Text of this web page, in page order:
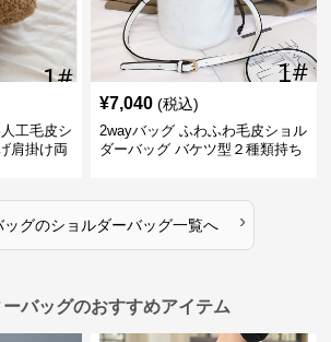
工毛皮シ
肩掛け両
¥7,040 (税込)
2wayバッグ ふわふわ毛皮ショル
ダーバッグ バケツ型２種類持ち
ッグのショルダーバッグ一覧へ ›
バッグのおすすめアイテム